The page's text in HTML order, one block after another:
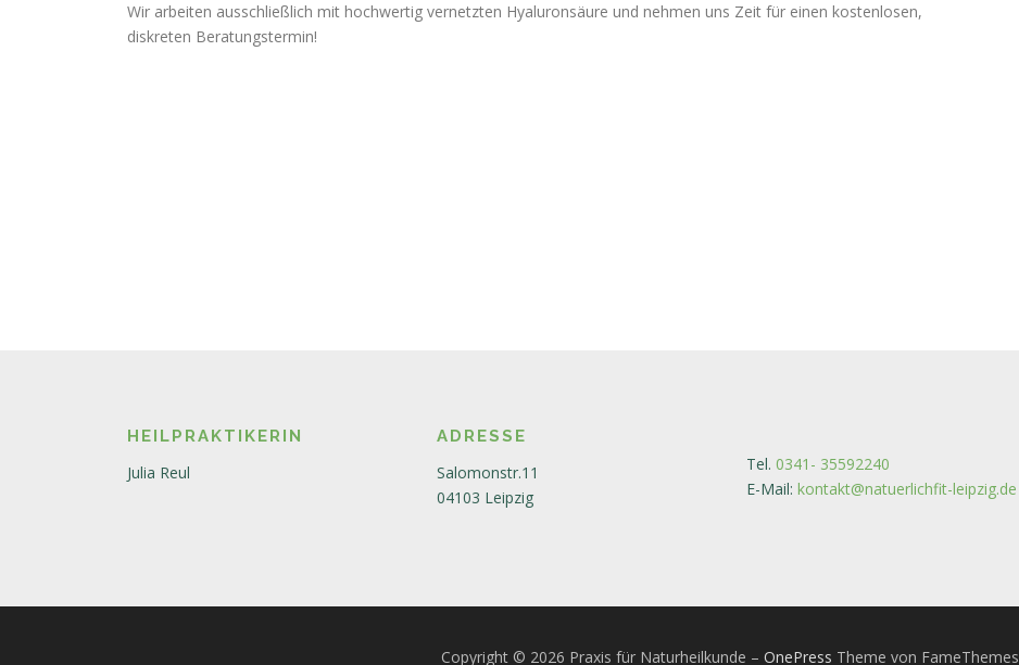
Wir arbeiten ausschließlich mit hochwertig vernetzten Hyaluronsäure und nehmen uns Zeit für einen kostenlosen,
diskreten Beratungstermin!
HEILPRAKTIKERIN
Julia Reul
ADRESSE
Salomonstr.11
04103 Leipzig
Tel. 0341- 35592240
E-Mail: kontakt@natuerlichfit-leipzig.de
Copyright © 2026 Praxis für Naturheilkunde – OnePress Theme von FameThemes